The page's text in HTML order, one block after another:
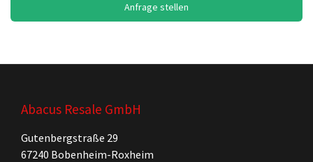
Anfrage stellen
Abacus Resale GmbH
Gutenbergstraße 29
67240 Bobenheim-Roxheim